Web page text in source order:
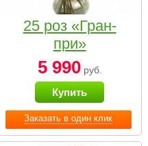
Заказать в один клик
25 роз «Гран-
при»
5 990руб.
Купить